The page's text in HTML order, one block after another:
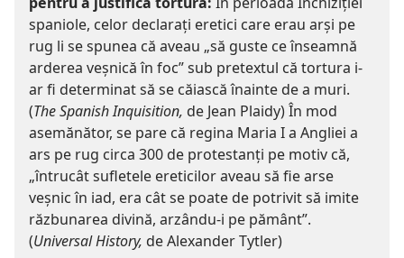
spaniole, celor declarați eretici care erau arși pe
rug li se spunea că aveau „să guste ce înseamnă
arderea veșnică în foc” sub pretextul că tortura i-
ar fi determinat să se căiască înainte de a muri.
(The Spanish Inquisition, de Jean Plaidy) În mod
asemănător, se pare că regina Maria I a Angliei a
ars pe rug circa 300 de protestanți pe motiv că,
„întrucât sufletele ereticilor aveau să fie arse
veșnic în iad, era cât se poate de potrivit să imite
răzbunarea divină, arzându-i pe pământ”.
(Universal History, de Alexander Tytler)